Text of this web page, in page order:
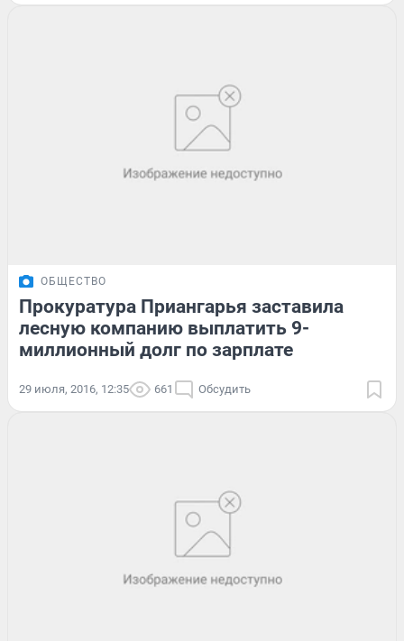
ОБЩЕСТВО
Прокуратура Приангарья заставила
лесную компанию выплатить 9-
миллионный долг по зарплате
29 июля, 2016, 12:35 661 Обсудить